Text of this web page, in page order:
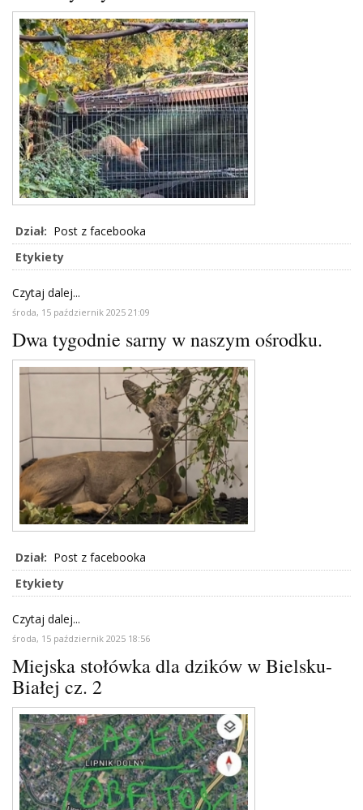
Dział: Post z facebooka
Etykiety
Czytaj dalej...
środa, 15 październik 2025 21:09
Dwa tygodnie sarny w naszym ośrodku.
Dział: Post z facebooka
Etykiety
Czytaj dalej...
środa, 15 październik 2025 18:56
Miejska stołówka dla dzików w Bielsku-
Białej cz. 2